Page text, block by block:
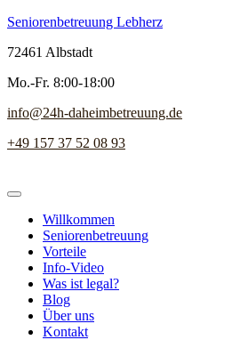
Seniorenbetreuung Lebherz
72461 Albstadt
Mo.-Fr. 8:00-18:00
info@24h-daheimbetreuung.de
+49 157 37 52 08 93
Willkommen
Seniorenbetreuung
Vorteile
Info-Video
Was ist legal?
Blog
Über uns
Kontakt